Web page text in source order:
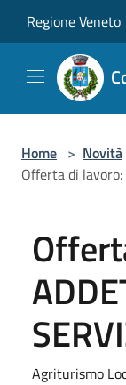
Regione Veneto
Home > Novità
Offerta di lavoro:
Agriturismo